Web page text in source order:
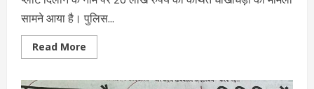
सामने आया है। पुलिस...
Read More